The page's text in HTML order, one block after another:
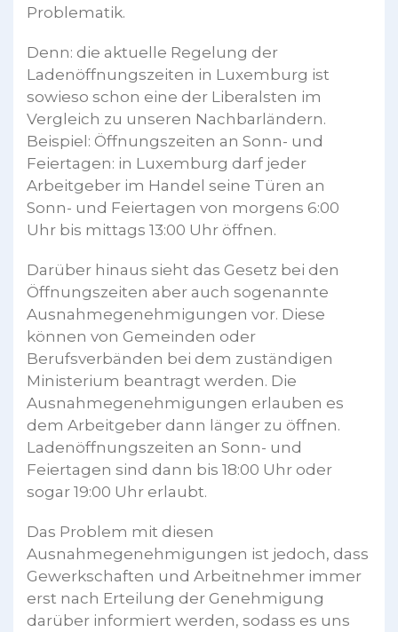
Problematik.
Denn: die aktuelle Regelung der
Ladenöffnungszeiten in Luxemburg ist
sowieso schon eine der Liberalsten im
Vergleich zu unseren Nachbarländern.
Beispiel: Öffnungszeiten an Sonn- und
Feiertagen: in Luxemburg darf jeder
Arbeitgeber im Handel seine Türen an
Sonn- und Feiertagen von morgens 6:00
Uhr bis mittags 13:00 Uhr öffnen.
Darüber hinaus sieht das Gesetz bei den
Öffnungszeiten aber auch sogenannte
Ausnahmegenehmigungen vor. Diese
können von Gemeinden oder
Berufsverbänden bei dem zuständigen
Ministerium beantragt werden. Die
Ausnahmegenehmigungen erlauben es
dem Arbeitgeber dann länger zu öffnen.
Ladenöffnungszeiten an Sonn- und
Feiertagen sind dann bis 18:00 Uhr oder
sogar 19:00 Uhr erlaubt.
Das Problem mit diesen
Ausnahmegenehmigungen ist jedoch, dass
Gewerkschaften und Arbeitnehmer immer
erst nach Erteilung der Genehmigung
darüber informiert werden, sodass es uns